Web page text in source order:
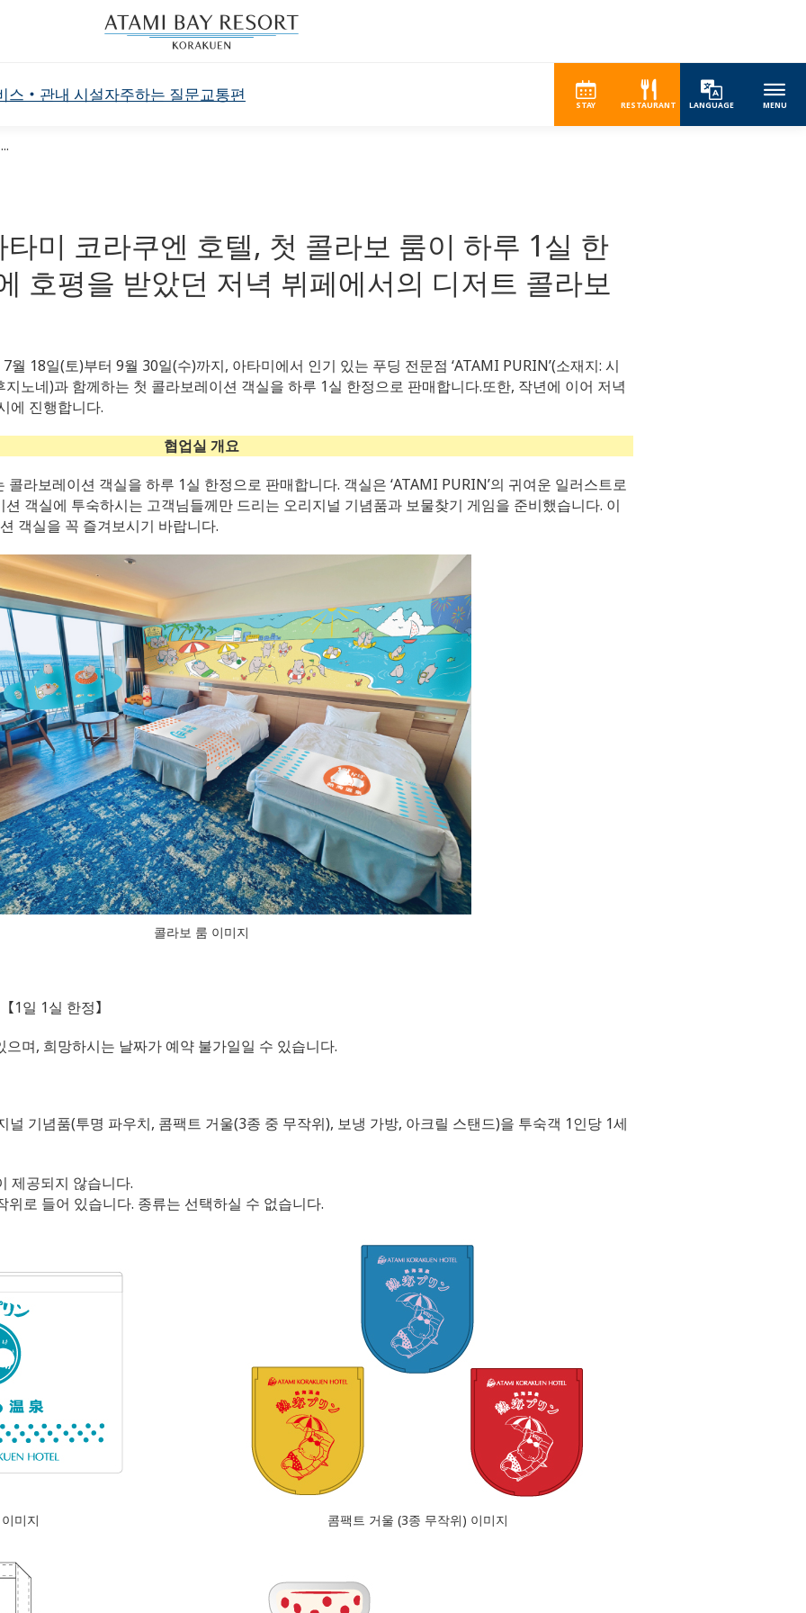
스・관내 시설자주하는 질문교통편
STAY RESTAURANT LANGUAGE MENU
미 코라쿠엔 호텔, 첫 콜라보 룸이 하루 1실 한
호평을 받았던 저녁 뷔페에서의 디저트 콜라보
18일(토)부터 9월 30일(수)까지, 아타미에서 인기 있는 푸딩 전문점 ‘ATAMI PURIN’(소재지: 시
노네)과 함께하는 첫 콜라보레이션 객실을 하루 1실 한정으로 판매합니다.또한, 작년에 이어 저녁
에 진행합니다.
협업실 개요
콜라보레이션 객실을 하루 1실 한정으로 판매합니다. 객실은 ‘ATAMI PURIN’의 귀여운 일러스트로
객실에 투숙하시는 고객님들께만 드리는 오리지널 기념품과 보물찾기 게임을 준비했습니다. 이
객실을 꼭 즐겨보시기 바랍니다.
콜라보 룸 이미지
1일 1실 한정】
며, 희망하시는 날짜가 예약 불가일일 수 있습니다.
널 기념품(투명 파우치, 콤팩트 거울(3종 중 무작위), 보냉 가방, 아크릴 스탠드)을 투숙객 1인당 1세
제공되지 않습니다.
로 들어 있습니다. 종류는 선택하실 수 없습니다.
미지 콤팩트 거울 (3종 무작위) 이미지